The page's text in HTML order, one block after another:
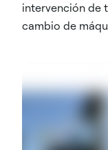
intervención de
cambio de